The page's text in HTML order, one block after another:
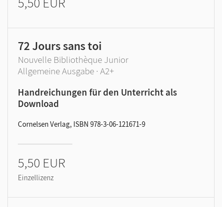
72 Jours sans toi
Nouvelle Bibliothèque Junior
Allgemeine Ausgabe · A2+
Handreichungen für den Unterricht als
Download
Cornelsen Verlag, ISBN 978-3-06-121671-9
5,50 EUR
Einzellizenz